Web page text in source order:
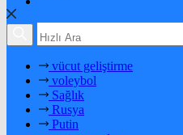
vücut geliştirme
voleybol
Sağlık
Rusya
Putin